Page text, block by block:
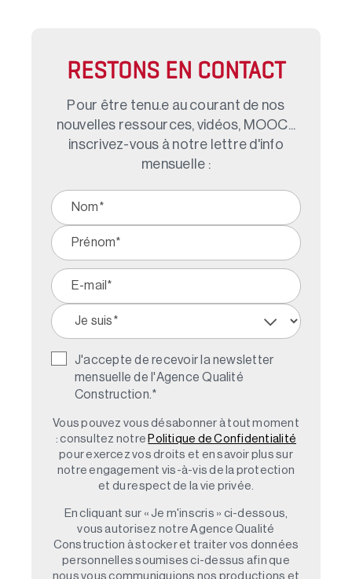
RESTONS EN CONTACT
Pour être tenu.e au courant de nos
nouvelles ressources, vidéos, MOOC...
inscrivez-vous à notre lettre d'info
mensuelle :
J'accepte de recevoir la newsletter
mensuelle de l'Agence Qualité
Construction. *
Vous pouvez vous désabonner à tout moment
: consultez notre Politique de Confidentialité
pour exercez vos droits et en savoir plus sur
notre engagement vis-à-vis de la protection
et du respect de la vie privée.
En cliquant sur « Je m'inscris » ci-dessous,
vous autorisez notre Agence Qualité
Construction à stocker et traiter vos données
personnelles soumises ci-dessus afin que
nous vous communiquions nos productions et